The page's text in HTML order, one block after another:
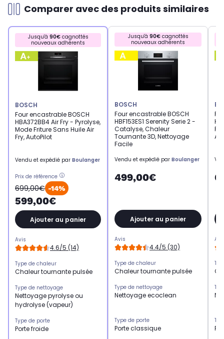
Comparer avec des produits similaires
Jusqu'à 90€cagnottés
nouveaux adhérents
BOSCH
Four encastrable BOSCH
HBA372BB4 Air Fry - Pyrolyse,
Mode Friture Sans Huile Air
Fry, AutoPilot
Vendu et expédié par Boulanger
Prix de référence
699,00€ -14%
599,00€
Ajouter au panier
Avis
4.6/5 (14)
Type de chaleur
Chaleur tournante pulsée
Type de nettoyage
Nettoyage pyrolyse ou
hydrolyse (vapeur)
Type de porte
Porte froide
Jusqu'à 90€cagnottés
nouveaux adhérents
BOSCH
Four encastrable BOSCH
HBF153ES1 Serenity Serie 2 -
Catalyse, Chaleur
Tournante 3D, Nettoyage
Facile
Vendu et expédié par Boulanger
499,00€
Ajouter au panier
Avis
4.4/5 (30)
Type de chaleur
Chaleur tournante pulsée
Type de nettoyage
Nettoyage ecoclean
Type de porte
Porte classique